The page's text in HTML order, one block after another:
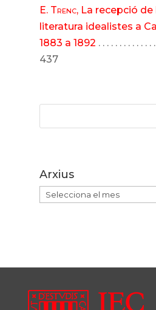
E. Trenc, La recepció de
literatura idealistes a
1883 a 1892 . . . . . . . . . . . . .
437
Arxius
Arxius